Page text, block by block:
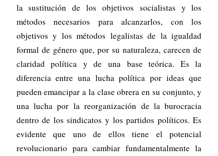
la sustitución de los objetivos socialistas y los
métodos necesarios para alcanzarlos, con los
objetivos y los métodos legalistas de la igualdad
formal de género que, por su naturaleza, carecen de
claridad política y de una base teórica. Es la
diferencia entre una lucha política por ideas que
pueden emancipar a la clase obrera en su conjunto, y
una lucha por la reorganización de la burocracia
dentro de los sindicatos y los partidos políticos. Es
evidente que uno de ellos tiene el potencial
revolucionario para cambiar fundamentalmente la